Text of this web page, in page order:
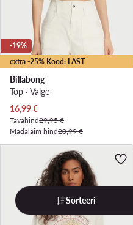
extra -25% Kood: LAST
-19%
Billabong
Top · Valge
Praegune hind
16,99€
Tavahind29,95 €
Madalaim hind20,99 €
Sorteeri